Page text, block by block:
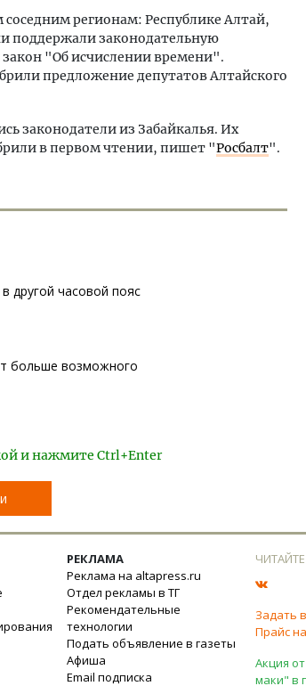
соседним регионам: Республике Алтай,
поддержали законодательную
"Об исчислении времени".
предложение депутатов Алтайского
законодатели из Забайкалья. Их
в первом чтении, пишет "Росбалт".
другой часовой пояс
больше возможного
и нажмите Ctrl+Enter
РЕКЛАМА
Реклама на altapress.ru
Отдел рекламы в ТГ
Рекомендательные
технологии
Подать объявление в газеты
Афиша
Email подписка
Задать
Прайс
Акция
маки" в